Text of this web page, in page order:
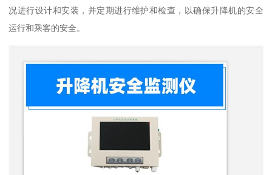
况进行设计和安装，并定期进行维护和检查，以确保升降机的安全
运行和乘客的安全。